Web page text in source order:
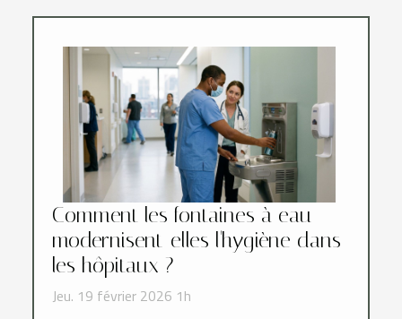
Comment les fontaines à eau
modernisent-elles l'hygiène dans
les hôpitaux ?
Jeu. 19 février 2026 1h